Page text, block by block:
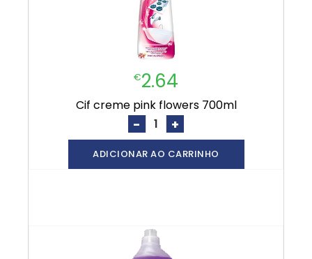
€2.64
cif creme pink flowers 700ml
- +
ADICIONAR AO CARRINHO